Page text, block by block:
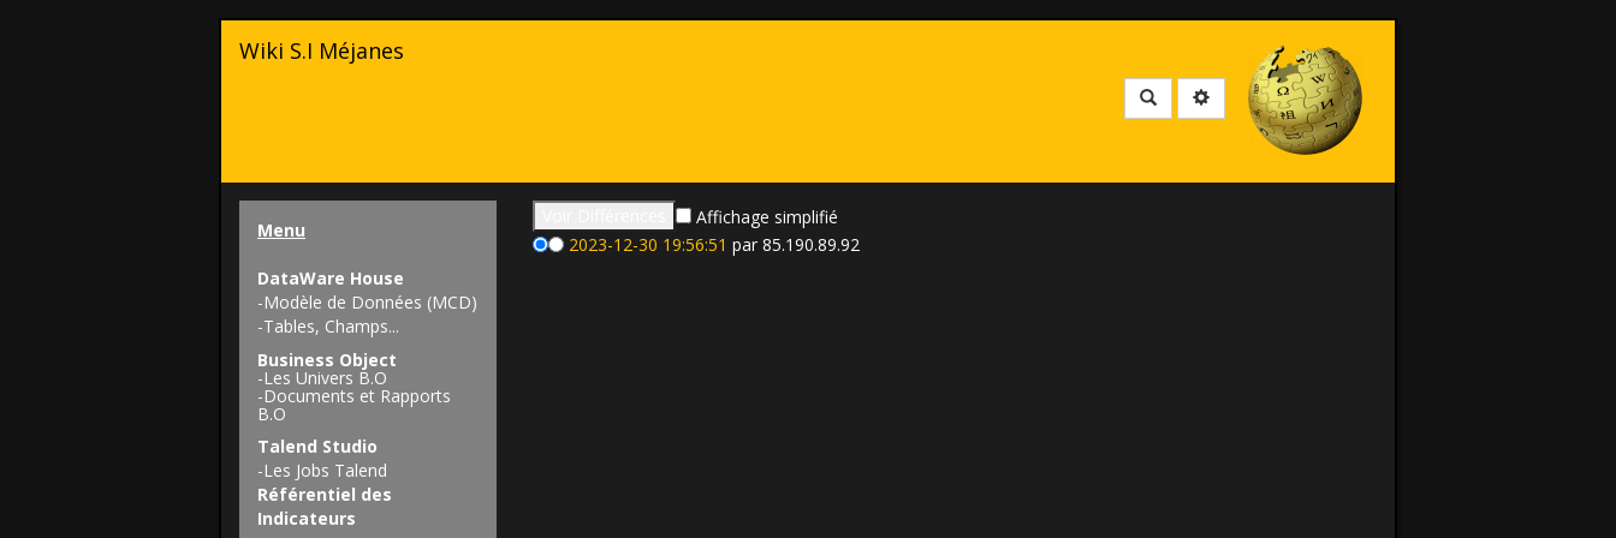
Wiki S.I Méjanes
Rechercher
Menu
DataWare House
-Modèle de Données (MCD)
-Tables, Champs...
Business Object
-Les Univers B.O
-Documents et Rapports
B.O
Talend Studio
-Les Jobs Talend
Référentiel des
Indicateurs
Affichage simplifié
2023-12-30 19:56:51 par 85.190.89.92